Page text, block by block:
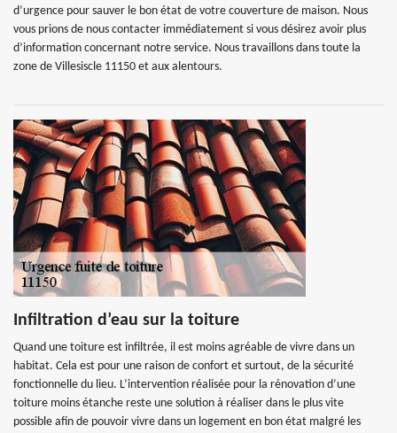
d’urgence pour sauver le bon état de votre couverture de maison. Nous
vous prions de nous contacter immédiatement si vous désirez avoir plus
d’information concernant notre service. Nous travaillons dans toute la
zone de Villesiscle 11150 et aux alentours.
Infiltration d’eau sur la toiture
Quand une toiture est infiltrée, il est moins agréable de vivre dans un
habitat. Cela est pour une raison de confort et surtout, de la sécurité
fonctionnelle du lieu. L’intervention réalisée pour la rénovation d’une
toiture moins étanche reste une solution à réaliser dans le plus vite
possible afin de pouvoir vivre dans un logement en bon état malgré les